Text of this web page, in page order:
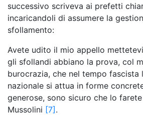
successivo scriveva ai prefetti
incaricandoli di assumere la
sfollamento:
Avete udito il mio appello
gli sfollandi abbiano la prova, col
burocrazia, che nel tempo fascista
nazionale si attua in forme
generose, sono sicuro che lo
Mussolini [7].